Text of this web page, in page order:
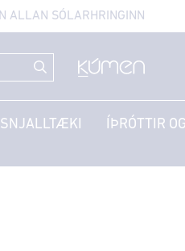
ALLAN SÓLARHRINGINN
ÍÞRÓTTIR